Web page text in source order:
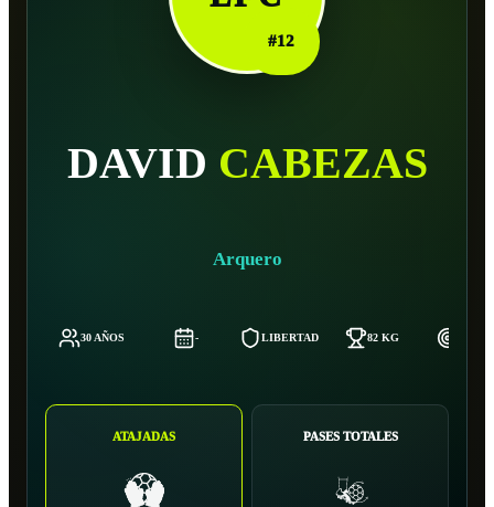
#12
DAVID CABEZAS
Arquero
30 AÑOS - LIBERTAD 82 KG
ATAJADAS PASES TOTALES